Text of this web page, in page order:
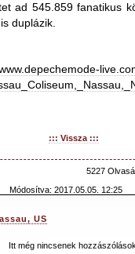
ad 545.859 fanatikus
duplázik.
::: Vissza :::
5227
Módosítva: 2017.05.05. 12:25
US
Itt még nincsenek